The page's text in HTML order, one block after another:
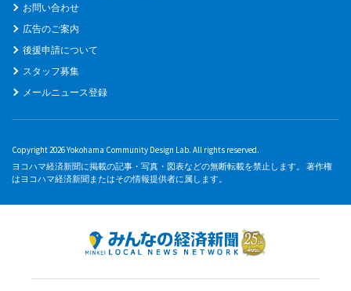
お問い合わせ
広告のご案内
後援申請について
スタッフ募集
メールニュース登録
Copyright 2026 Yokohama Community Design Lab. All rights reserved.
ヨコハマ経済新聞に掲載の記事・写真・図表などの無断転載を禁止します。 著作権
はヨコハマ経済新聞またはその情報提供者に属します。